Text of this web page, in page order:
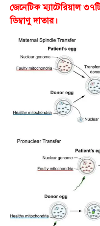
জেনেটিক ম্যাটেরিয়াল
ডিম্বাণু দাতার।